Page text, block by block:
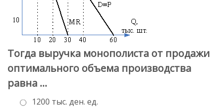
Тогда выручка монополиста от продажи
оптимального объема производства
равна …
1200 тыс. ден. ед.